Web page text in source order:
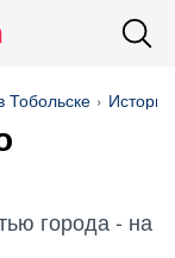
Тобольске
города - на